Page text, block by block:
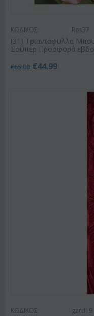
ΚΩΔΙΚΟΣ: Ros37
(31) Τριαντάφυλλα
Σούπερ Προσφορά
€65.00 €44.99
ΚΩΔΙΚΟΣ: gard19